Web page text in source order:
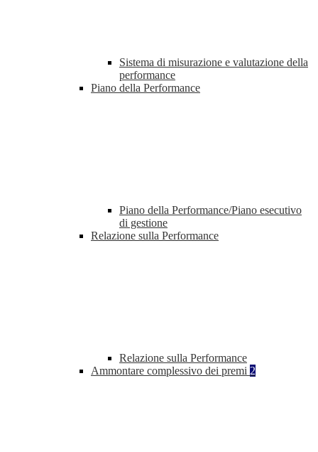
Sistema di misurazione e valutazione della
performance
Piano della Performance
Piano della Performance/Piano esecutivo
di gestione
Relazione sulla Performance
Relazione sulla Performance
Ammontare complessivo dei premi 2